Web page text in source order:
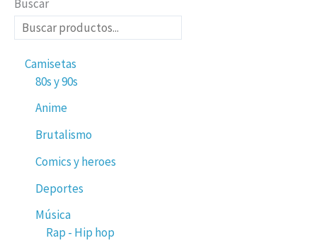
Buscar
Camisetas
80s y 90s
Anime
Brutalismo
Comics y heroes
Deportes
Música
Rap - Hip hop